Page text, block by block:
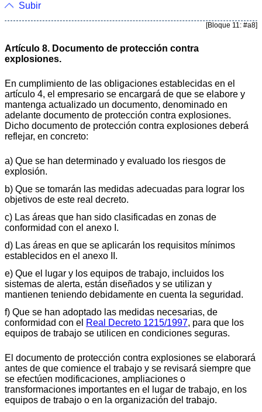
Subir
[Bloque 11: #a8]
Artículo 8. Documento de protección contra
explosiones.
En cumplimiento de las obligaciones establecidas en el
artículo 4, el empresario se encargará de que se elabore y
mantenga actualizado un documento, denominado en
adelante documento de protección contra explosiones.
Dicho documento de protección contra explosiones deberá
reflejar, en concreto:
a) Que se han determinado y evaluado los riesgos de
explosión.
b) Que se tomarán las medidas adecuadas para lograr los
objetivos de este real decreto.
c) Las áreas que han sido clasificadas en zonas de
conformidad con el anexo I.
d) Las áreas en que se aplicarán los requisitos mínimos
establecidos en el anexo II.
e) Que el lugar y los equipos de trabajo, incluidos los
sistemas de alerta, están diseñados y se utilizan y
mantienen teniendo debidamente en cuenta la seguridad.
f) Que se han adoptado las medidas necesarias, de
conformidad con el Real Decreto 1215/1997, para que los
equipos de trabajo se utilicen en condiciones seguras.
El documento de protección contra explosiones se elaborará
antes de que comience el trabajo y se revisará siempre que
se efectúen modificaciones, ampliaciones o
transformaciones importantes en el lugar de trabajo, en los
equipos de trabajo o en la organización del trabajo.